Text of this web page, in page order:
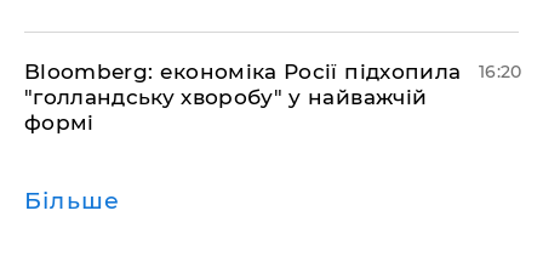
Bloomberg: економіка Росії підхопила
"голландську хворобу" у найважчій
формі
16:20
Більше